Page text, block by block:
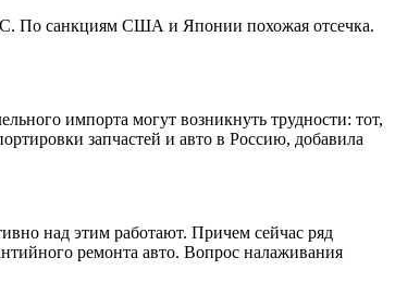
По санкциям США и Японии похожая отсечка.
импорта могут возникнуть трудности: тот,
запчастей и авто в Россию, добавила
над этим работают. Причем сейчас ряд
ремонта авто. Вопрос налаживания